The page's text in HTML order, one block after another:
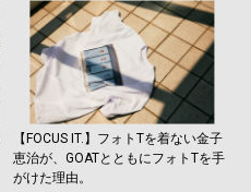
【FOCUS IT.】フォトTを着ない金子
恵治が、GOATとともにフォトTを手
がけた理由。